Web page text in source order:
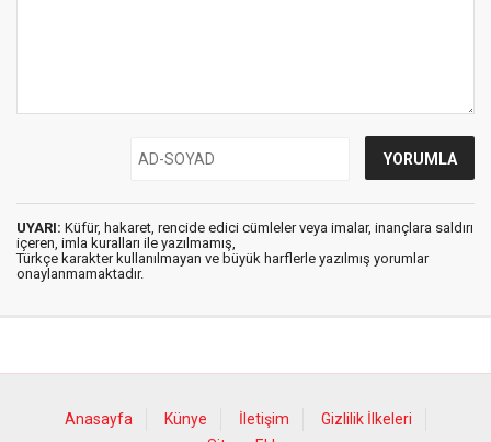
UYARI: Küfür, hakaret, rencide edici cümleler veya imalar, inançlara saldırı
içeren, imla kuralları ile yazılmamış,
Türkçe karakter kullanılmayan ve büyük harflerle yazılmış yorumlar
onaylanmamaktadır.
Anasayfa Künye İletişim
Gizlilik İlkeleri